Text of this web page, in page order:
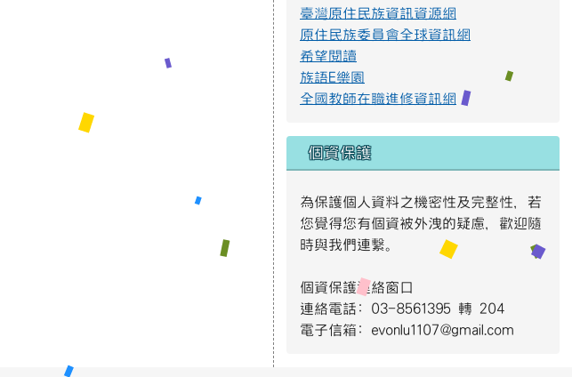
提升社會大眾對身心障礙者權利公約2.jpg
防範一氧化碳中毐.jpg
遊樂設施管理規範3.png
遊樂設施管理規範2.png
遊樂設施管理規範1.png
S__4137014.jpg
臺灣原住民族資訊資源網
原住民族委員會全球資訊網
希望閱讀
族語E樂園
全國教師在職進修資訊網
個資保護
為保護個人資料之機密性及完整性，若
您覺得您有個資被外洩的疑慮，歡迎隨
時與我們連繫。
個資保護連絡窗口
連絡電話: 03-8561395 轉 204
電子信箱: evonlu1107@gmail.com